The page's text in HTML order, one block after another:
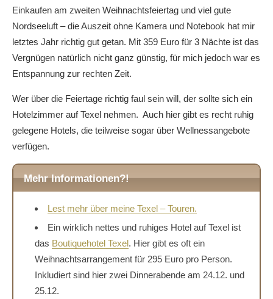
Einkaufen am zweiten Weihnachtsfeiertag und viel gute
Nordseeluft – die Auszeit ohne Kamera und Notebook hat mir
letztes Jahr richtig gut getan. Mit 359 Euro für 3 Nächte ist das
Vergnügen natürlich nicht ganz günstig, für mich jedoch war es
Entspannung zur rechten Zeit.
Wer über die Feiertage richtig faul sein will, der sollte sich ein
Hotelzimmer auf Texel nehmen. Auch hier gibt es recht ruhig
gelegene Hotels, die teilweise sogar über Wellnessangebote
verfügen.
Mehr Informationen?!
Lest mehr über meine Texel – Touren.
Ein wirklich nettes und ruhiges Hotel auf Texel ist
das Boutiquehotel Texel . Hier gibt es oft ein
Weihnachtsarrangement für 295 Euro pro Person.
Inkludiert sind hier zwei Dinnerabende am 24.12. und
25.12.